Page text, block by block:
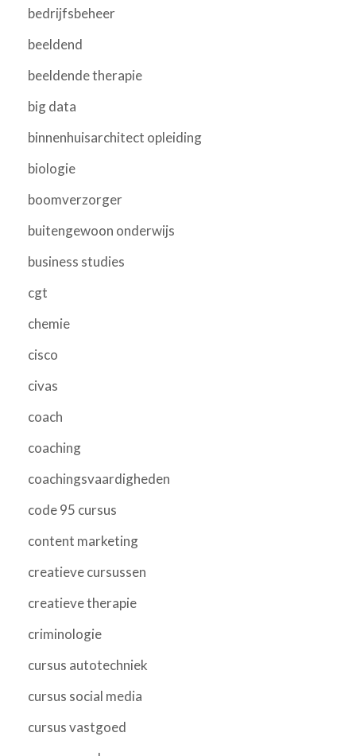
bedrijfsbeheer
beeldend
beeldende therapie
big data
binnenhuisarchitect opleiding
biologie
boomverzorger
buitengewoon onderwijs
business studies
cgt
chemie
cisco
civas
coach
coaching
coachingsvaardigheden
code 95 cursus
content marketing
creatieve cursussen
creatieve therapie
criminologie
cursus autotechniek
cursus social media
cursus vastgoed